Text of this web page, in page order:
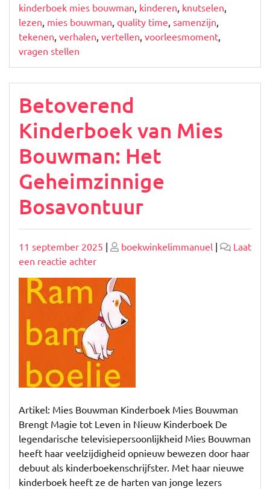
kinderboek mies bouwman, kinderen, knutselen,
lezen, mies bouwman, quality time, samenzijn,
tekenen, verhalen, vertellen, voorleesmoment,
vragen stellen
Betoverend
Kinderboek van Mies
Bouwman: Het
Geheimzinnige
Bosavontuur
Geplaatst
op
11 september 2025 | Geplaatst
boekwinkelimmanuel |
Laat
een reactie achterop
Betoverend
Kinderboek
van
Mies
Bouwman:
Het
Geheimzinnige
Bosavontuur
Artikel: Mies Bouwman Kinderboek Mies Bouwman
Brengt Magie tot Leven in Nieuw Kinderboek De
legendarische televisiepersoonlijkheid Mies Bouwman
heeft haar veelzijdigheid opnieuw bewezen door haar
debuut als kinderboekenschrijfster. Met haar nieuwe
kinderboek heeft ze de harten van jonge lezers